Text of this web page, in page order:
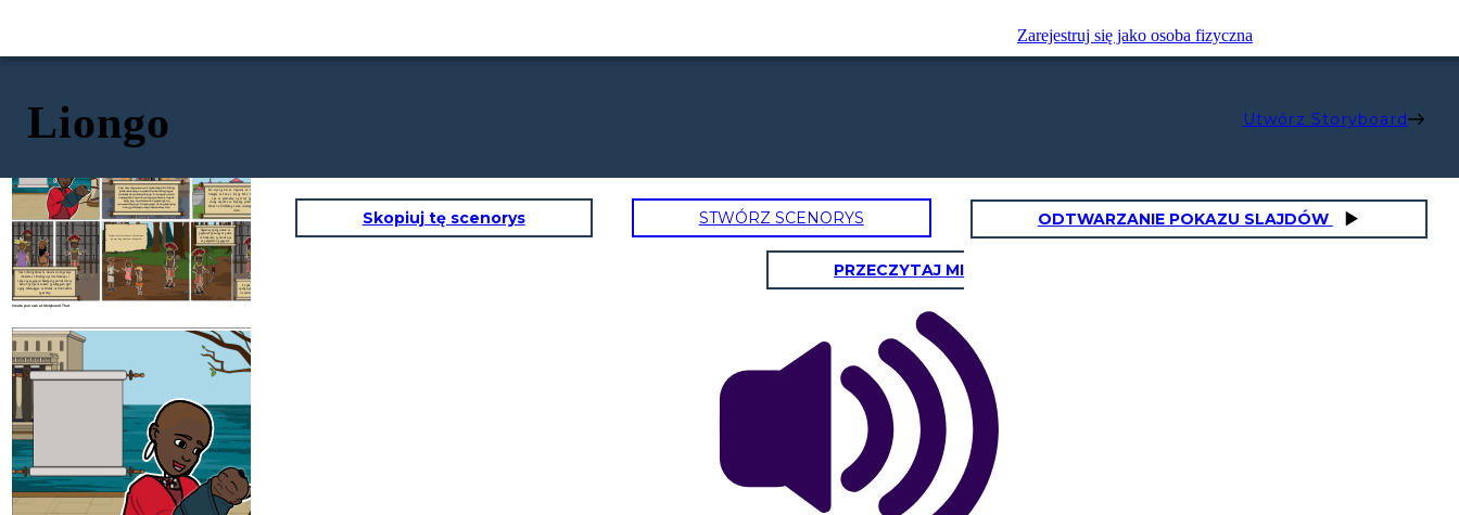
Zarejestruj się jako osoba fizyczna
Liongo Utwórz Storyboard
Create your own at Storyboard That
Siya ang nagmamay-ari ng karangalan bilang
pinakamahusay na makata sa kanilang lugar.
Malakas at mataas din siya. Si Liongo ay hindi
nasusugatan ng ano mang mga armas. Ngunit
kung siya ay natamaan ng karayon ay
mamamatay siya. Tanging siya at ang kanyang
inang si Mbwasho ang nakakaalam nito.
Hari siya ng Ozi at Ungwana sa Tana Delta at
Shangha sa Faza o Isla ng Pate. Nagtagumpay
siya sa pananakop ng trono ng Pate na
unang napunta sa kanyang pinsang si Haring
Ahmad na kinikilalang kauna-unahang namuno sa
Islam.
Nais ni Haring Ahmad na mawala si Liongo kaya
ikinadena at ikinulong siya nito. Nakaisip si
Liongo ng pagpupuri. Habang ang parirala nito ay
inaawit ng mga nasa labas ng bilangguan, bigla
siyang nakahulagpos sa tanikala na hindi nakikita
ng bantay.
Tumakas siya at nanirahan sa Watwa kasama
Nagsanay siyang mabuti sa
paghawak ng busog at palaso
na kinalaunan ay nanalo siya
sa paligsahan ng pagpana.
Ito pala'y pakana ng hari
upang siya ay madakip at muli
na naman siyang nakatakas.
Hari siya ng Ozi at Ungwana sa Tana Delta at
Shangha sa Faza o Isla ng Pate. Nagtagumpay
Skopiuj tę scenorys STWÓRZ SCENORYS ODTWARZANIE POKAZU SLAJDÓW
PRZECZYTAJ MI